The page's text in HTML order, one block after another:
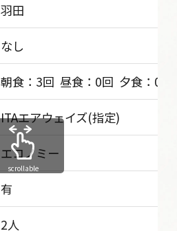
羽田
なし
朝食：3回 昼食：0回 夕食：0回
ITAエアウェイズ(指定)
エコノミー
有
2人
scrollable